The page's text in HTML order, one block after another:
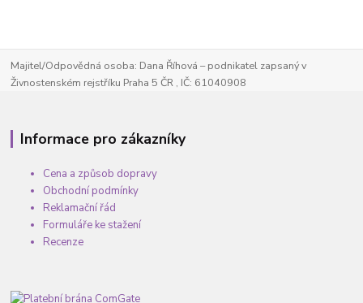
Majitel/Odpovědná osoba: Dana Říhová – podnikatel zapsaný v
Živnostenském rejstříku Praha 5 ČR , IČ: 61040908
Informace pro zákazníky
Cena a způsob dopravy
Obchodní podmínky
Reklamační řád
Formuláře ke stažení
Recenze